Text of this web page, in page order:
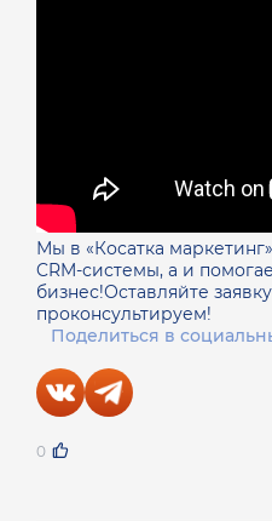
Мы в «Косатка
CRM-системы, а и
бизнес!Оставляйте
проконсультируем!
Поделиться в
0